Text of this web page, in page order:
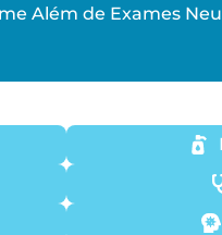
Além de Exames